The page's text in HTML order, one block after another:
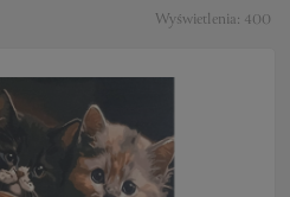
Wyświetlenia: 400